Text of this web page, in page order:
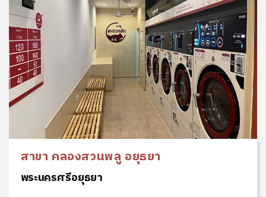
สาขา คลองสวนพลู อยุธยา
พระนครศรีอยุธยา